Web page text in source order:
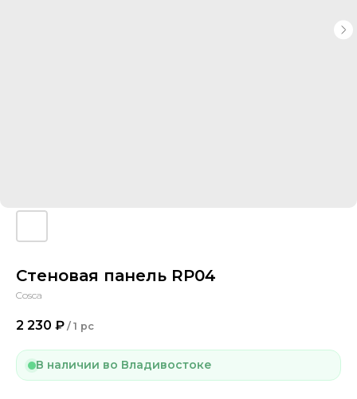
Стеновая панель RP04
Cosca
2 230 ₽ / 1 pc
В наличии во Владивостоке